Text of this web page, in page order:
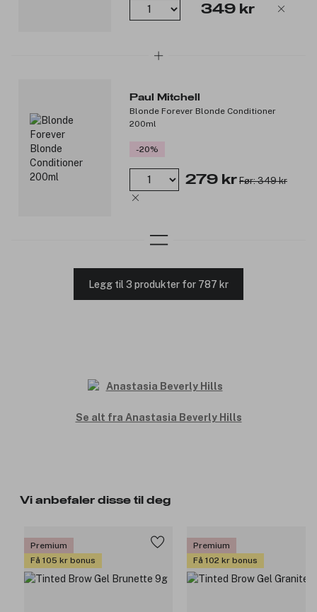
349 kr
Paul Mitchell
Blonde Forever Blonde Conditioner
200ml
-20%
279 kr Før: 349 kr
Legg til 3 produkter for 787 kr
Se alt fra Anastasia Beverly Hills
Vi anbefaler disse til deg
Premium
Få 105 kr bonus
Premium
Få 102 kr bonus